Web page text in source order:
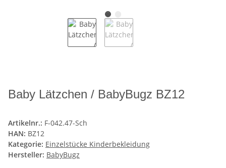
Baby Lätzchen / BabyBugz BZ12
Artikelnr.: F-042.47-Sch
HAN: BZ12
Kategorie: Einzelstücke Kinderbekleidung
Hersteller: BabyBugz